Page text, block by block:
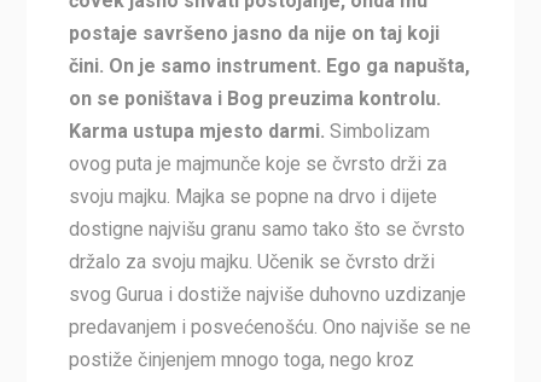
postaje savršeno jasno da nije on taj koji
čini. On je samo instrument. Ego ga napušta,
on se poništava i Bog preuzima kontrolu.
Karma ustupa mjesto darmi. Simbolizam
ovog puta je majmunče koje se čvrsto drži za
svoju majku. Majka se popne na drvo i dijete
dostigne najvišu granu samo tako što se čvrsto
držalo za svoju majku. Učenik se čvrsto drži
svog Gurua i dostiže najviše duhovno uzdizanje
predavanjem i posvećenošću. Ono najviše se ne
postiže činjenjem mnogo toga, nego kroz